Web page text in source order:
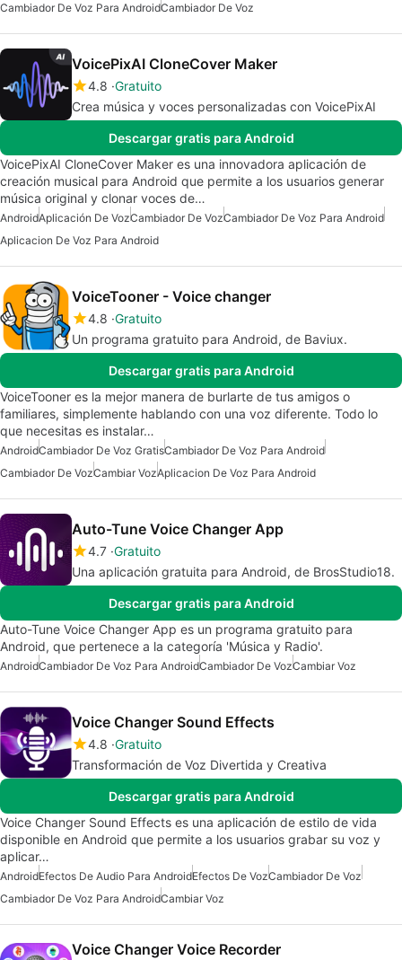
Cambiador De Voz Para AndroidCambiador De Voz
VoicePixAI CloneCover Maker
4.8 Gratuito
Crea música y voces personalizadas con VoicePixAI
Descargar gratis para Android
VoicePixAI CloneCover Maker es una innovadora aplicación de
creación musical para Android que permite a los usuarios generar
música original y clonar voces de…
AndroidAplicación De VozCambiador De VozCambiador De Voz Para Android
Aplicacion De Voz Para Android
VoiceTooner - Voice changer
4.8 Gratuito
Un programa gratuito para Android, de Baviux.
Descargar gratis para Android
VoiceTooner es la mejor manera de burlarte de tus amigos o
familiares, simplemente hablando con una voz diferente. Todo lo
que necesitas es instalar…
AndroidCambiador De Voz GratisCambiador De Voz Para Android
Cambiador De VozCambiar VozAplicacion De Voz Para Android
Auto-Tune Voice Changer App
4.7 Gratuito
Una aplicación gratuita para Android, de BrosStudio18.
Descargar gratis para Android
Auto-Tune Voice Changer App es un programa gratuito para
Android, que pertenece a la categoría 'Música y Radio'.
AndroidCambiador De Voz Para AndroidCambiador De VozCambiar Voz
Voice Changer Sound Effects
4.8 Gratuito
Transformación de Voz Divertida y Creativa
Descargar gratis para Android
Voice Changer Sound Effects es una aplicación de estilo de vida
disponible en Android que permite a los usuarios grabar su voz y
aplicar…
AndroidEfectos De Audio Para AndroidEfectos De VozCambiador De Voz
Cambiador De Voz Para AndroidCambiar Voz
Voice Changer Voice Recorder